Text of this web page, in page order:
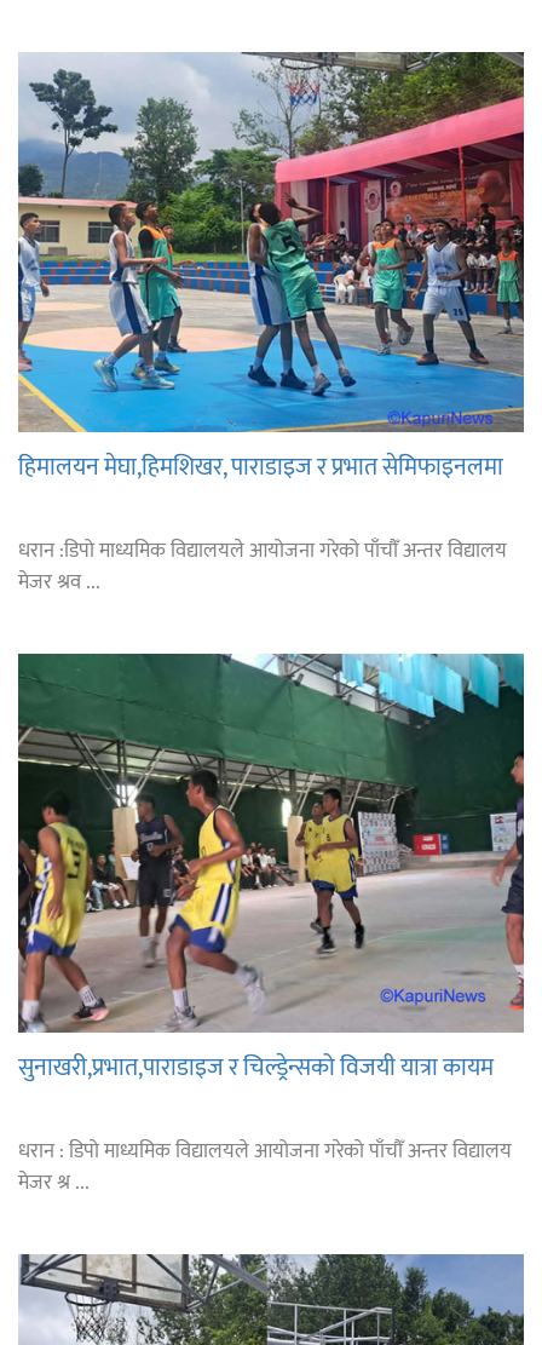
हिमालयन मेघा,हिमशिखर, पाराडाइज र प्रभात सेमिफाइनलमा
धरान :डिपो माध्यमिक विद्यालयले आयोजना गरेको पाँचौँ अन्तर विद्यालय
मेजर श्रव ...
सुनाखरी,प्रभात,पाराडाइज र चिल्ड्रेन्सको विजयी यात्रा कायम
धरान : डिपो माध्यमिक विद्यालयले आयोजना गरेको पाँचौँ अन्तर विद्यालय
मेजर श्र ...